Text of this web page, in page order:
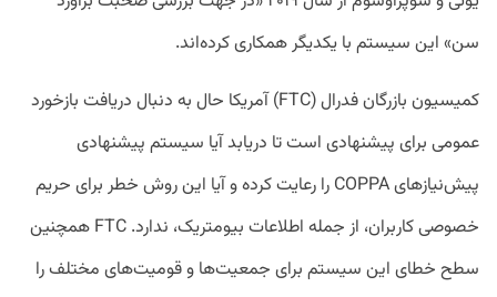
سن» این سیستم با یکدیگر همکاری کرده‌اند.
کمیسیون بازرگان فدرال (FTC) آمریکا حال به دنبال دریافت بازخورد
عمومی برای پیشنهادی است تا دریابد آیا سیستم پیشنهادی
پیش‌نیاز‌های COPPA را رعایت کرده و آیا این روش خطر برای حریم
خصوصی کاربران، از جمله اطلاعات بیومتریک، ندارد. FTC همچنین
سطح خطای این سیستم برای جمعیت‌ها و قومیت‌های مختلف را